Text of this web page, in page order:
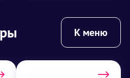
К меню